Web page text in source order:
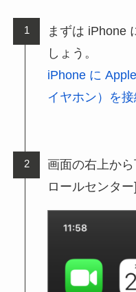
まずは iPhone
しょう。
iPhone に
イヤホン）を
画面の右上か
ロールセンタ